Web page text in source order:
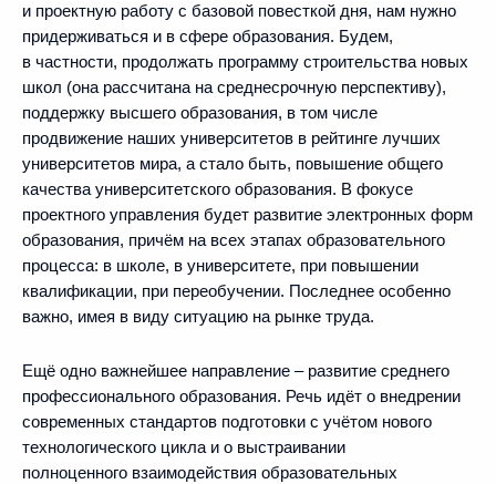
и проектную работу с базовой повесткой дня, нам нужно
придерживаться и в сфере образования. Будем,
в частности, продолжать программу строительства новых
школ (она рассчитана на среднесрочную перспективу),
поддержку высшего образования, в том числе
продвижение наших университетов в рейтинге лучших
университетов мира, а стало быть, повышение общего
качества университетского образования. В фокусе
проектного управления будет развитие электронных форм
образования, причём на всех этапах образовательного
процесса: в школе, в университете, при повышении
квалификации, при переобучении. Последнее особенно
важно, имея в виду ситуацию на рынке труда.
Ещё одно важнейшее направление – развитие среднего
профессионального образования. Речь идёт о внедрении
современных стандартов подготовки с учётом нового
технологического цикла и о выстраивании
полноценного взаимодействия образовательных